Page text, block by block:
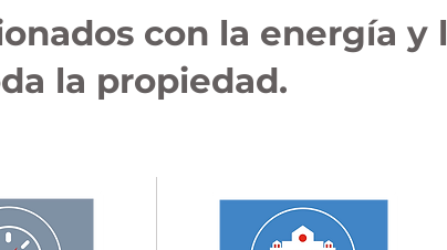
con la energía y
la propiedad.